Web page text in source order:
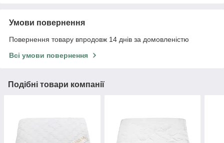
Умови повернення
Повернення товару впродовж 14 днів за домовленістю
Всі умови повернення
Подібні товари компанії